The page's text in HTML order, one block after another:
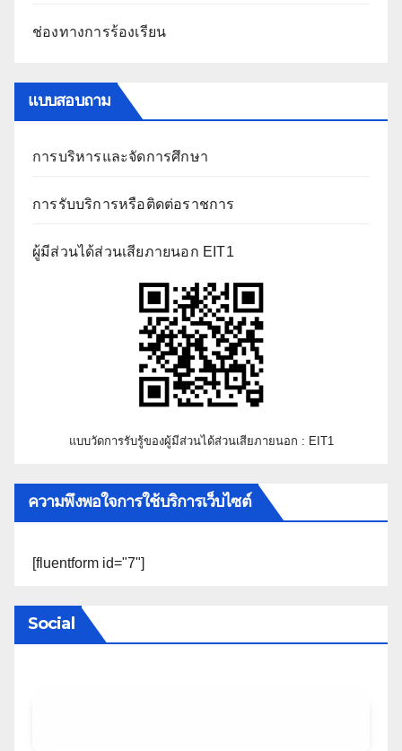
ช่องทางการร้องเรียน
แบบสอบถาม
การบริหารและจัดการศึกษา
การรับบริการหรือติดต่อราชการ
ผู้มีส่วนได้ส่วนเสียภายนอก EIT1
แบบวัดการรับรู้ของผู้มีส่วนได้ส่วนเสียภายนอก : EIT1
ความพึงพอใจการใช้บริการเว็บไซต์
[fluentform id="7"]
Social